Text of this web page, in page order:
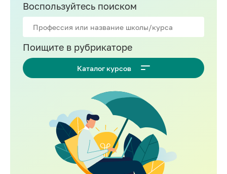
Воспользуйтесь поиском
Поищите в рубрикаторе
Каталог курсов